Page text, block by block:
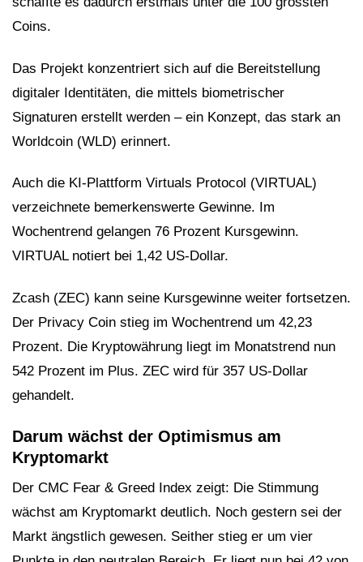
Coins.
Das Projekt konzentriert sich auf die Bereitstellung
digitaler Identitäten, die mittels biometrischer
Signaturen erstellt werden – ein Konzept, das stark an
Worldcoin (WLD) erinnert.
Auch die KI-Plattform Virtuals Protocol (VIRTUAL)
verzeichnete bemerkenswerte Gewinne. Im
Wochentrend gelangen 76 Prozent Kursgewinn.
VIRTUAL notiert bei 1,42 US-Dollar.
Zcash (ZEC) kann seine Kursgewinne weiter fortsetzen.
Der Privacy Coin stieg im Wochentrend um 42,23
Prozent. Die Kryptowährung liegt im Monatstrend nun
542 Prozent im Plus. ZEC wird für 357 US-Dollar
gehandelt.
Darum wächst der Optimismus am
Kryptomarkt
Der CMC Fear & Greed Index zeigt: Die Stimmung
wächst am Kryptomarkt deutlich. Noch gestern sei der
Markt ängstlich gewesen. Seither stieg er um vier